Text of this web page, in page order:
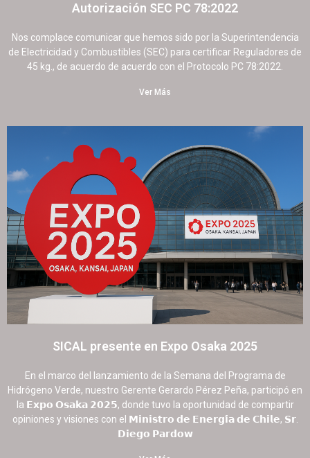
Autorización SEC PC 78:2022
Nos complace comunicar que hemos sido por la Superintendencia
de Electricidad y Combustibles (SEC) para certificar Reguladores de
45 kg., de acuerdo de acuerdo con el Protocolo PC 78:2022.
Ver Más
SICAL presente en Expo Osaka 2025
En el marco del lanzamiento de la Semana del Programa de
Hidrógeno Verde, nuestro Gerente Gerardo Pérez Peña, participó en
la 𝗘𝘅𝗽𝗼 𝗢𝘀𝗮𝗸𝗮 𝟮𝟬𝟮𝟱, donde tuvo la oportunidad de compartir
opiniones y visiones con el 𝗠𝗶𝗻𝗶𝘀𝘁𝗿𝗼 𝗱𝗲 𝗘𝗻𝗲𝗿𝗴𝗶́𝗮 𝗱𝗲 𝗖𝗵𝗶𝗹𝗲, 𝗦𝗿.
𝗗𝗶𝗲𝗴𝗼 𝗣𝗮𝗿𝗱𝗼𝘄